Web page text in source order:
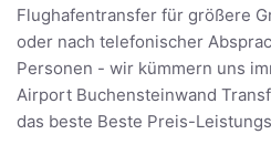
Flughafentransfer für größere
oder nach telefonischer
Personen - wir kümmern uns
Airport Buchensteinwand
das beste Beste Preis-